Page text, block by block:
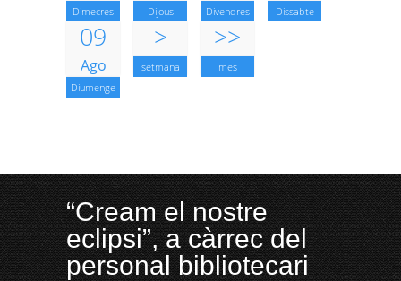
Dimecres Dijous Divendres Dissabte
09
Ago
Diumenge
>
setmana
>>
mes
“Cream el nostre
eclipsi”, a càrrec del
personal bibliotecari